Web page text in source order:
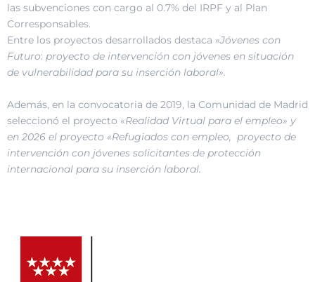
las subvenciones con cargo al 0.7% del IRPF y al Plan
Corresponsables.
Entre los proyectos desarrollados destaca «Jóvenes con
Futuro: proyecto de intervención con jóvenes en situación
de vulnerabilidad para su inserción laboral».
Además, en la convocatoria de 2019, la Comunidad de Madrid
seleccionó el proyecto «Realidad Virtual para el empleo» y
en 2026 el proyecto «Refugiados con empleo, proyecto de
intervención con jóvenes solicitantes de protección
internacional para su inserción laboral.